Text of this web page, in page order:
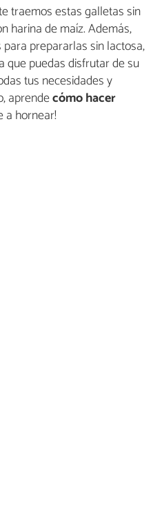
traemos estas galletas sin
harina de maíz. Además,
prepararlas sin lactosa,
que puedas disfrutar de su
tus necesidades y
aprendecómo hacer
a hornear!